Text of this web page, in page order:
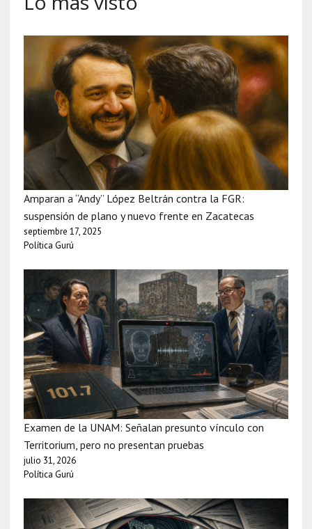
Amparan a “Andy” López Beltrán contra la FGR:
suspensión de plano y nuevo frente en Zacatecas
septiembre 17, 2025
Política Gurú
Examen de la UNAM: Señalan presunto vínculo con
Territorium, pero no presentan pruebas
julio 31, 2026
Política Gurú